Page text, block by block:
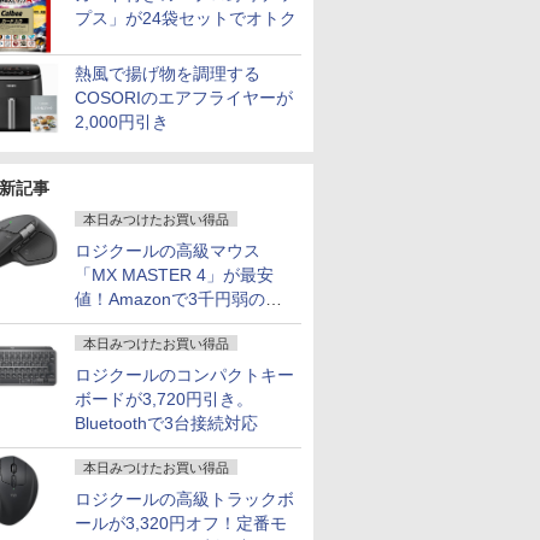
プス」が24袋セットでオトク
熱風で揚げ物を調理する
COSORIのエアフライヤーが
2,000円引き
記事
本日みつけたお買い得品
ロジクールの高級マウス
「MX MASTER 4」が最安
値！Amazonで3千円弱の割
引
本日みつけたお買い得品
ロジクールのコンパクトキー
ボードが3,720円引き。
Bluetoothで3台接続対応
本日みつけたお買い得品
ロジクールの高級トラックボ
ールが3,320円オフ！定番モ